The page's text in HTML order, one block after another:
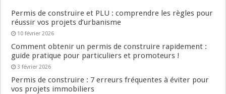
Permis de construire et PLU : comprendre les règles pour
réussir vos projets d’urbanisme
10 février 2026
Comment obtenir un permis de construire rapidement :
guide pratique pour particuliers et promoteurs !
3 février 2026
Permis de construire : 7 erreurs fréquentes à éviter pour
vos projets immobiliers